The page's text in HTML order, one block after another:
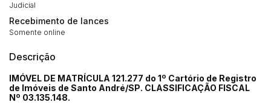
Judicial
Recebimento de lances
Somente online
Descrição
IMÓVEL DE MATRÍCULA 121.277 do 1º Cartório de Registro
de Imóveis de Santo André/SP. CLASSIFICAÇÃO FISCAL
Nº 03.135.148.